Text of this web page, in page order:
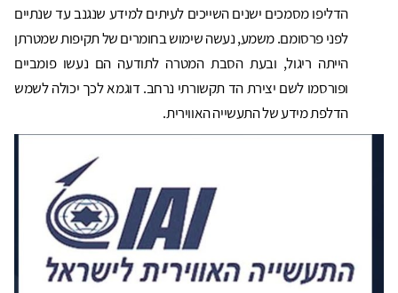
הדליפו מסמכים ישנים השייכים לעיתים למידע שנגנב עד שנתיים
לפני פרסומם. משמע, נעשה שימוש בחומרים של תקיפות שמטרתן
הייתה ריגול, ובעת הסבת המטרה לתודעה הם נעשו פומביים
ופורסמו לשם יצירת הד תקשורתי נרחב. דוגמא לכך יכולה לשמש
הדלפת מידע של התעשייה האווירית.